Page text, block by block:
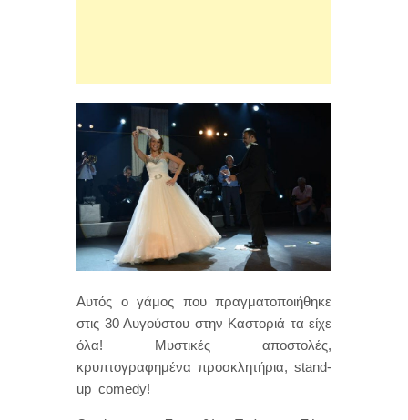
Αυτός ο γάμος που πραγματοποιήθηκε
στις 30 Αυγούστου στην Καστοριά τα είχε
όλα! Μυστικές αποστολές,
κρυπτογραφημένα προσκλητήρια, stand-
up comedy!